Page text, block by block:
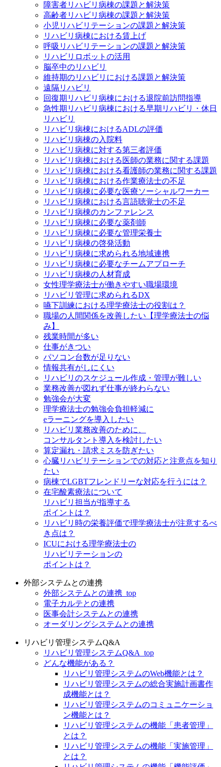
障害者リハビリ病棟の課題と解決策
高齢者リハビリ病棟の課題と解決策
小児リハビリテーションの課題と解決策
リハビリ病棟における賃上げ
呼吸リハビリテーションの課題と解決策
リハビリロボットの活用
脳卒中のリハビリ
維持期のリハビリにおける課題と解決策
遠隔リハビリ
回復期リハビリ病棟における退院前訪問指導
急性期リハビリ病棟における早期リハビリ・休日
リハビリ
リハビリ病棟におけるADLの評価
リハビリ病棟の入院料
リハビリ病棟に対する第三者評価
リハビリ病棟における医師の業務に関する課題
リハビリ病棟における看護師の業務に関する課題
リハビリ病棟における作業療法士の不足
リハビリ病棟に必要な医療ソーシャルワーカー
リハビリ病棟における言語聴覚士の不足
リハビリ病棟のカンファレンス
リハビリ病棟に必要な薬剤師
リハビリ病棟に必要な管理栄養士
リハビリ病棟の啓発活動
リハビリ病棟に求められる地域連携
リハビリ病棟に必要なチームアプローチ
リハビリ病棟の人材育成
女性理学療法士が働きやすい職場環境
リハビリ管理に求められるDX
嚥下訓練における理学療法士の役割は？
職場の人間関係を改善したい【理学療法士の悩
み】
残業時間が多い
仕事がきつい
パソコン台数が足りない
情報共有がしにくい
リハビリのスケジュール作成・管理が難しい
業務改善が図れず仕事が終わらない
勉強会が大変
理学療法士の勉強会負担軽減に
eラーニングを導入したい
リハビリ業務改善のために、
コンサルタント導入を検討したい
算定漏れ・請求ミスを防ぎたい
心臓リハビリテーションでの対応と注意点を知り
たい
病棟でLGBTフレンドリーな対応を行うには？
在宅酸素療法について
リハビリ担当が指導する
ポイントは？
リハビリ時の栄養評価で理学療法士が注意するべ
き点は？
ICUにおける理学療法士の
リハビリテーションの
ポイントは？
外部システムとの連携
外部システムとの連携_top
電子カルテとの連携
医事会計システムとの連携
オーダリングシステムとの連携
リハビリ管理システムQ&A
リハビリ管理システムQ&A_top
どんな機能がある？
リハビリ管理システムのWeb機能とは？
リハビリ管理システムの総合実施計画書作
成機能とは？
リハビリ管理システムのコミュニケーショ
ン機能とは？
リハビリ管理システムの機能「患者管理」
とは？
リハビリ管理システムの機能「実施管理」
とは？